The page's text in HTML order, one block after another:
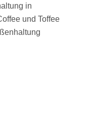
in
und Toffee